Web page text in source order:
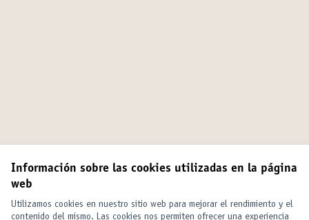
Información sobre las cookies utilizadas en la página
web
Utilizamos cookies en nuestro sitio web para mejorar el rendimiento y el
contenido del mismo. Las cookies nos permiten ofrecer una experiencia